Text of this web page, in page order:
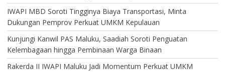
IWAPI MBD Soroti Tingginya Biaya Transportasi, Minta
Dukungan Pemprov Perkuat UMKM Kepulauan
Kunjungi Kanwil PAS Maluku, Saadiah Soroti Penguatan
Kelembagaan hingga Pembinaan Warga Binaan
Rakerda II IWAPI Maluku Jadi Momentum Perkuat UMKM